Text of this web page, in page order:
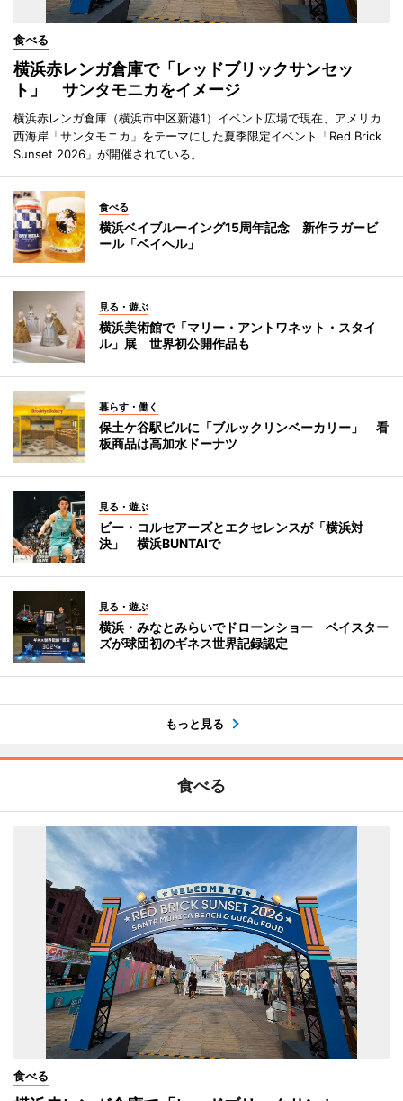
食べる
横浜赤レンガ倉庫で「レッドブリックサンセッ
ト」 サンタモニカをイメージ
横浜赤レンガ倉庫（横浜市中区新港1）イベント広場で現在、アメリカ
西海岸「サンタモニカ」をテーマにした夏季限定イベント「Red Brick
Sunset 2026」が開催されている。
食べる
横浜ベイブルーイング15周年記念 新作ラガービ
ール「ベイヘル」
見る・遊ぶ
横浜美術館で「マリー・アントワネット・スタイ
ル」展 世界初公開作品も
暮らす・働く
保土ケ谷駅ビルに「ブルックリンベーカリー」 看
板商品は高加水ドーナツ
見る・遊ぶ
ビー・コルセアーズとエクセレンスが「横浜対
決」 横浜BUNTAIで
見る・遊ぶ
横浜・みなとみらいでドローンショー ベイスター
ズが球団初のギネス世界記録認定
もっと見る
食べる
食べる